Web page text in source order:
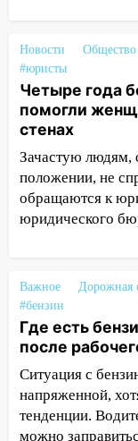
13:30
В
Трудовой
13:00
12:37
велосипеде
12:18
попал
11:17 В
11:00 В
10:18
уничтожено
Новости Общество
#юристы
Четыре года
помогли
стенах
Зачастую людям,
положении, не
обращаются к
юридического
Важное Дорожная
#бензин
Где есть
после
Ситуация с
напряженной,
тенденции.
можно